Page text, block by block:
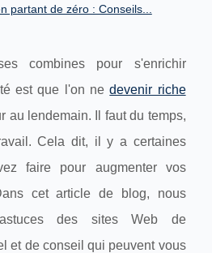
partant de zéro : Conseils...
combines pour s'enrichir
est que l'on nedevenir riche
au lendemain. Il faut du temps,
Cela dit, il y a certaines
faire pour augmenter vos
cet article de blog, nous
des sites Web de
et de conseil qui peuvent vous